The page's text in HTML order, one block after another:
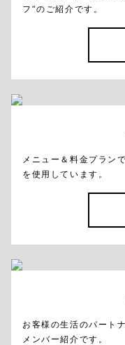
フ”のご紹介です。
メニュー＆料金プラン
を使用しています。
お客様の生活のパート
メンバー紹介です。